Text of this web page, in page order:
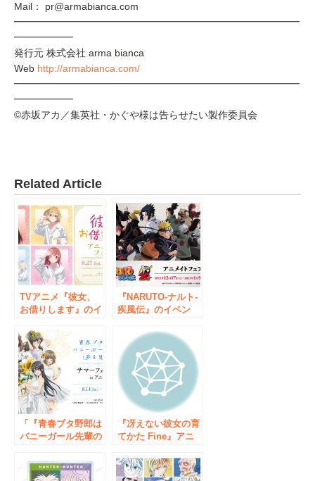
Mail： pr@armabianca.com
━━━━━━━━━━━━━━━━━━━━━━━━━━━━━
━━━━━━
発行元 株式会社 arma bianca
Web http://armabianca.com/
━━━━━━━━━━━━━━━━━━━━━━━━━━━━━
━━━━━━
©赤坂アカ／集英社・かぐや様は告らせたい製作委員会
Related Article
TVアニメ『彼女、
お借りします』のイ
お借りします』アニ
メイトフェア」の開
催が決定！
『NARUTO-ナルト-
疾風伝』のイベン
ルト- 疾風伝』20周
年記念 アニメイト
フェアの開催が決
定！
「『青春ブタ野郎は
バニーガール先輩の
フェア 2021 in アニ
メイト」の開催が決
『冴えない彼女の育
てかた Fine』アニ
2021の開催が決定！